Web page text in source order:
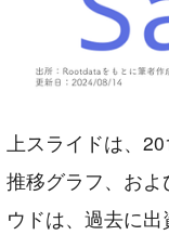
上スライドは、
推移グラフ、お
ウドは、過去に